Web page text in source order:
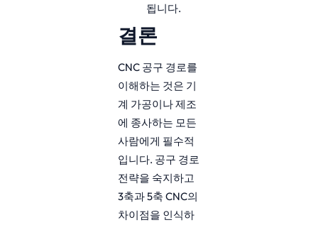
됩니다.
결론
CNC 공구 경로를
이해하는 것은 기
계 가공이나 제조
에 종사하는 모든
사람에게 필수적
입니다. 공구 경로
전략을 숙지하고
3축과 5축 CNC의
차이점을 인식하